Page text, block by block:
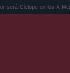
los X-Men del MCU y